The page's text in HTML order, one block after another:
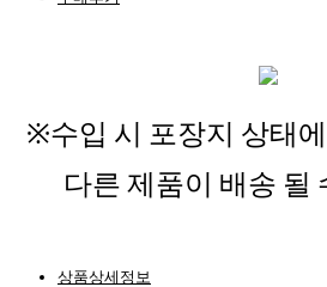
※수입 시 포장지 상태
다른 제품이 배송 될
상품상세정보